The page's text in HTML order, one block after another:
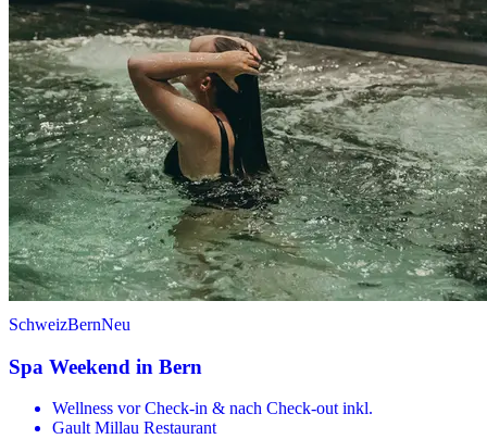
SchweizBernNeu
Spa Weekend in Bern
Wellness vor Check-in & nach Check-out inkl.
Gault Millau Restaurant